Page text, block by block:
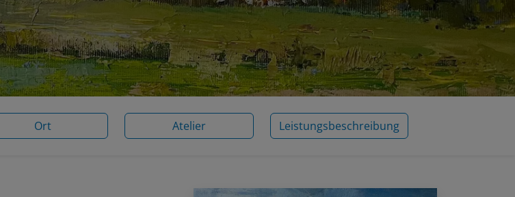
Ort Atelier Leistungsbeschreibung